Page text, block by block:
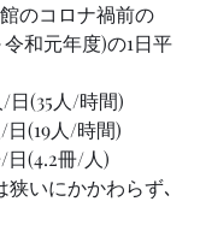
のコロナ禍前の
和元年度)の1日平
(35人/時間)
(19人/時間)
(4.2冊/人)
いにかかわらず､